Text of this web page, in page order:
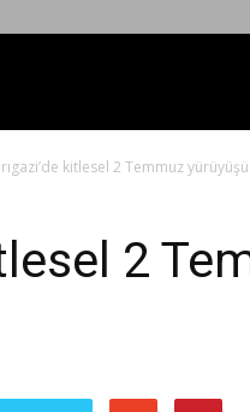
kitlesel 2 Temmuz yürüyüşü
2